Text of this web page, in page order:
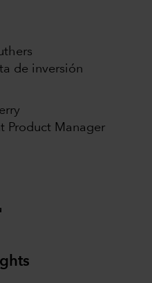
de inversión
Product Manager